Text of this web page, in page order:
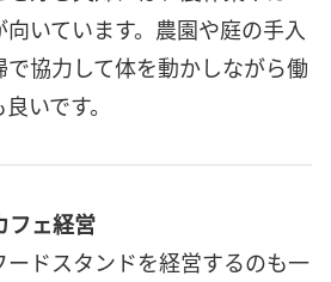
いています。農園や庭の手入
協力して体を動かしながら働
いです。
フェ経営
ドスタンドを経営するのも一